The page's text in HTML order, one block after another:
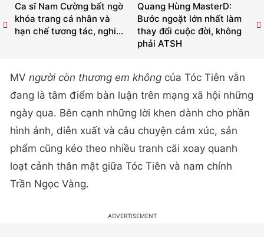
Quang Hùng MasterD:
Bước ngoặt lớn nhất làm
thay đổi cuộc đời, không
phải ATSH
Ca sĩ Nam Cường bất ngờ
khóa trang cá nhân và
hạn chế tương tác, nghi...
MV người còn thương em không của Tóc Tiên vẫn
đang là tâm điểm bàn luận trên mạng xã hội những
ngày qua. Bên cạnh những lời khen dành cho phần
hình ảnh, diễn xuất và câu chuyện cảm xúc, sản
phẩm cũng kéo theo nhiều tranh cãi xoay quanh
loạt cảnh thân mật giữa Tóc Tiên và nam chính
Trần Ngọc Vàng.